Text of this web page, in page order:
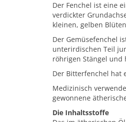
Der Fenchel ist eine
verdickter
kleinen, gelben
Der Gemüsefenchel
unterirdischen Teil
röhrigen Stängel und
Der Bitterfenchel hat
Medizinisch
gewonnene
Die Inhaltsstoffe